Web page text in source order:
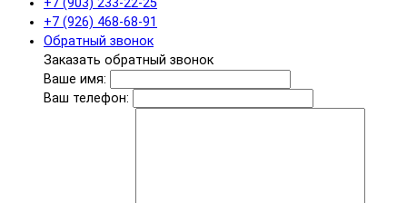
+7 (903) 233-22-25
+7 (926) 468-68-91
Обратный звонок
Заказать обратный звонок
Ваше имя:
Ваш телефон: